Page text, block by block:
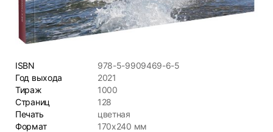
ISBN
978-5-9909469-6-5
Год выхода
2021
Тираж
1000
Страниц
128
Печать
цветная
Формат
170х240 мм